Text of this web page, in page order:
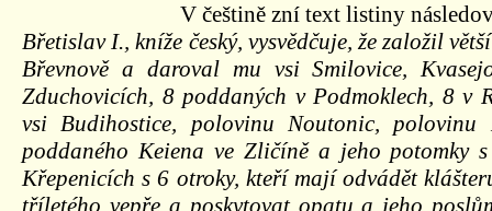
V češtině zní text listiny
Břetislav I., kníže český, vysvědčuje, že založil
Břevnově a daroval mu vsi Smilovice,
Zduchovicích, 8 poddaných v Podmoklech, 8 v
vsi Budihostice, polovinu Noutonic, polovinu
poddaného Keiena ve Zličíně a jeho potomky
Křepenicích s 6 otroky, kteří mají odvádět
tříletého vepře a poskytovat opatu a jeho